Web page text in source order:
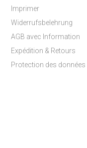
Imprimer
Widerrufsbelehrung
AGB avec Information
Expédition & Retours
Protection des données